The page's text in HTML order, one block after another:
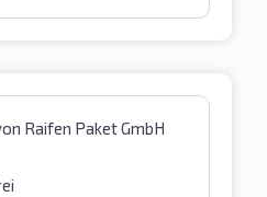
Raifen Paket GmbH